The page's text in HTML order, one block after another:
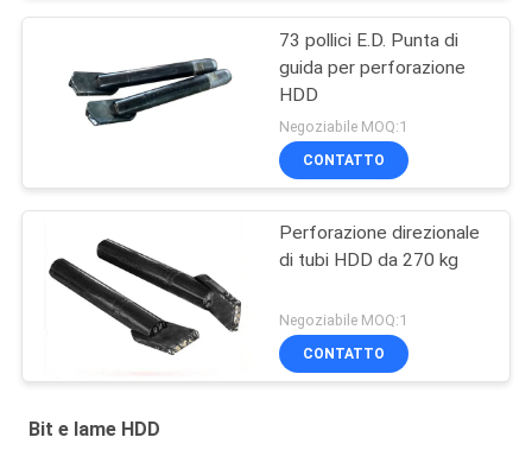
73 pollici E.D. Punta di
guida per perforazione
HDD
Negoziabile MOQ:1
CONTATTO
Perforazione direzionale
di tubi HDD da 270 kg
Negoziabile MOQ:1
CONTATTO
Bit e lame HDD